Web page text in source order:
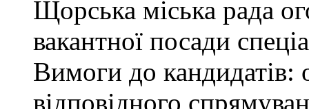
Щорська міська рада
вакантної посади
Вимоги до кандидатів:
відповідного